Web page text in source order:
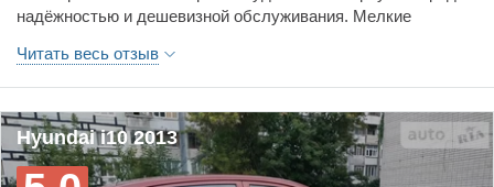
надёжностью и дешевизной обслуживания. Мелкие
портят. Для города прекрасный автомобиль. Из минусов -
расход по трассе выше, чем в городе при 3-4 пассажирах и
минимальном грузе в багажнике, и очень тонкий металл, на
тесных стоянках лучше не парковать. Экономичная, и на
удивление динамичная даже на трассе.
Читать весь отзыв
Hyundai i10 2013